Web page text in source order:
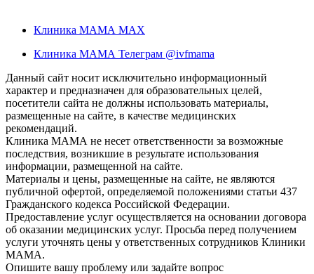
Клиника МАМА MAX
Клиника МАМА Телеграм @ivfmama
Данный сайт носит исключительно информационный
характер и предназначен для образовательных целей,
посетители сайта не должны использовать материалы,
размещенные на сайте, в качестве медицинских
рекомендаций.
Клиника МАМА не несет ответственности за возможные
последствия, возникшие в результате использования
информации, размещенной на сайте.
Материалы и цены, размещенные на сайте, не являются
публичной офертой, определяемой положениями статьи 437
Гражданского кодекса Российской Федерации.
Предоставление услуг осуществляется на основании договора
об оказании медицинских услуг. Просьба перед получением
услуги уточнять цены у ответственных сотрудников Клиники
МАМА.
Опишите вашу проблему или задайте вопрос